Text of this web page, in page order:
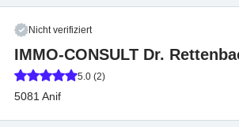
Nicht verifiziert
IMMO-CONSULT Dr.
5.0 (2)
5081 Anif